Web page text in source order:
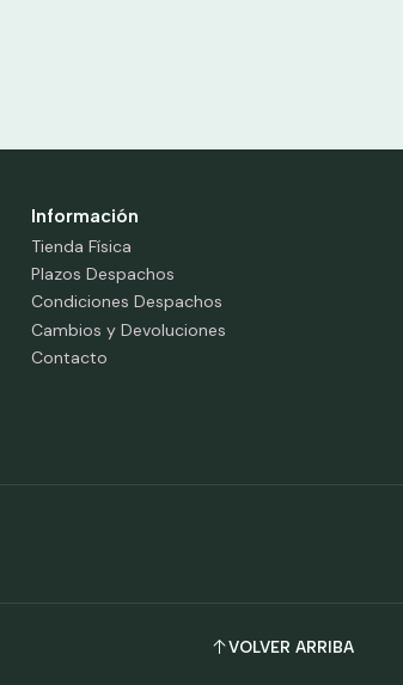
Información
Tienda Física
Plazos Despachos
Condiciones Despachos
Cambios y Devoluciones
Contacto
VOLVER ARRIBA